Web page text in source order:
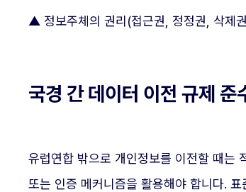
▲ 정보주체의 권리(접근권, 정정권, 삭제
국경 간 데이터 이전 규제 준
유럽연합 밖으로 개인정보를 이전할 때는
또는 인증 메커니즘을 활용해야 합니다.